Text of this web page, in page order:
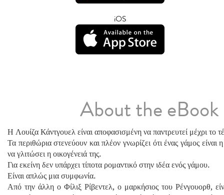
iOS
About the eBook
Η Λουίζα Κάντγουελ είναι αποφασισμένη να παντρευτεί μέχρι το
Τα περιθώρια στενεύουν και πλέον γνωρίζει ότι ένας γάμος είναι
να γλιτώσει η οικογένειά της.
Για εκείνη δεν υπάρχει τίποτα ρομαντικό στην ιδέα ενός γάμου.
Είναι απλώς μια συμφωνία.
Από την άλλη ο Φίλιξ Ρίβεντελ, ο μαρκήσιος του Ρένγουορθ,